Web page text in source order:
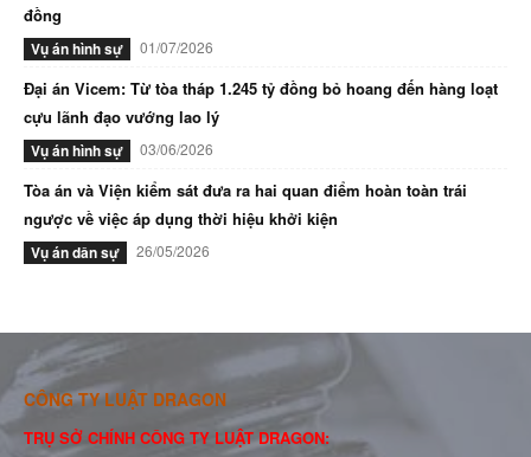
đồng
Vụ án hình sự 01/07/2026
Đại án Vicem: Từ tòa tháp 1.245 tỷ đồng bỏ hoang đến hàng loạt
cựu lãnh đạo vướng lao lý
Vụ án hình sự 03/06/2026
Tòa án và Viện kiểm sát đưa ra hai quan điểm hoàn toàn trái
ngược về việc áp dụng thời hiệu khởi kiện
Vụ án dân sự 26/05/2026
CÔNG TY LUẬT DRAGON
TRỤ SỞ CHÍNH CÔNG TY LUẬT DRAGON: